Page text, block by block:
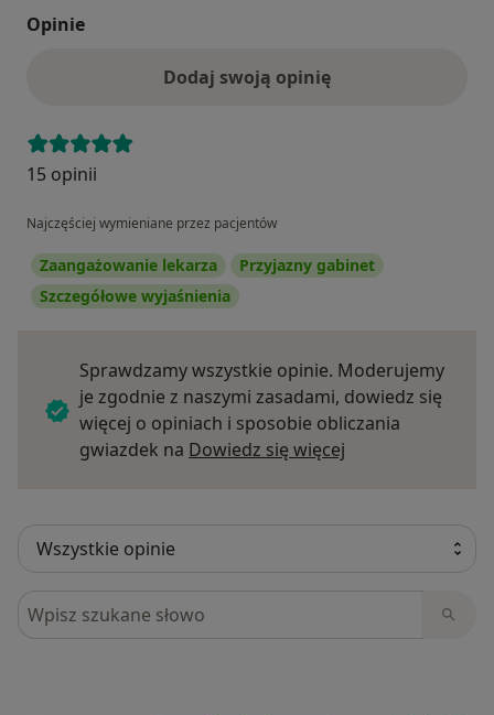
Opinie
Dodaj swoją opinię
15 opinii
Najczęściej wymieniane przez pacjentów
Zaangażowanie lekarza
Przyjazny gabinet
Szczegółowe wyjaśnienia
Sprawdzamy wszystkie opinie. Moderujemy
je zgodnie z naszymi zasadami, dowiedz się
więcej o opiniach i sposobie obliczania
gwiazdek na Dowiedz się więcej
Szukaj w opiniach